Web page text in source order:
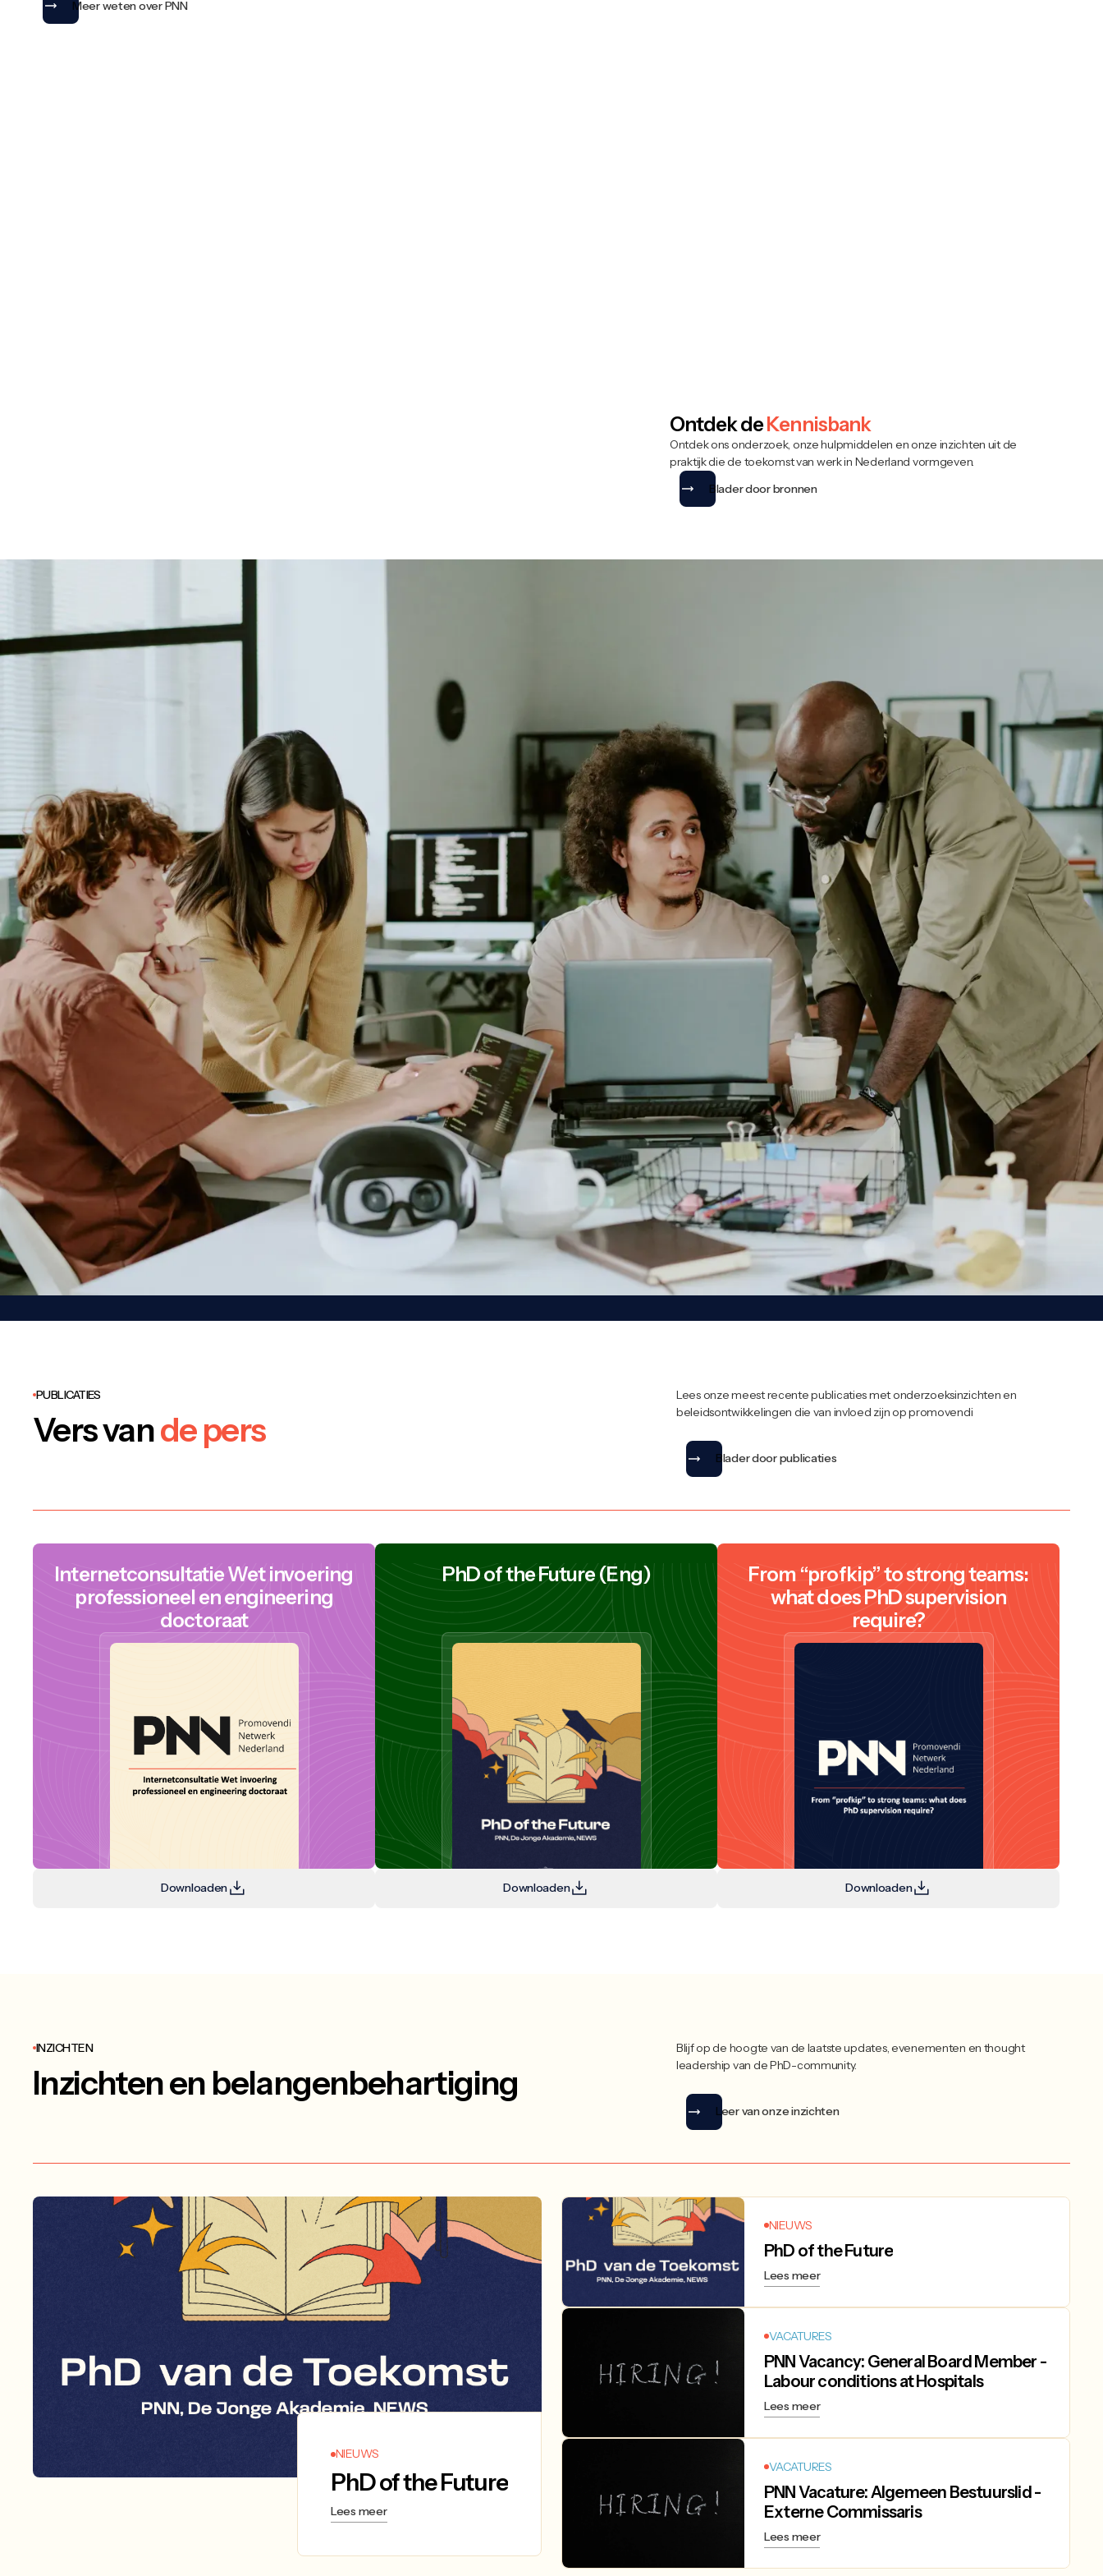
Meer weten over PNN
Ontdek deKennisbank
Ontdek ons ​​onderzoek, onze hulpmiddelen en onze inzichten uit de
praktijk die de toekomst van werk in Nederland vormgeven.
Blader door bronnen
voor promovendi in Nederland.
Onze missie
Wij zijn de landelijke stem van promovendi in Nederland.
Wij zijn geworteld in de gemeenschap en worden
gedreven door de mensen die wij vertegenwoordigen.
Hoe wij pleiten
We uiten niet alleen zorgen, maar leveren ook concreet
bewijs, ervaringen uit de praktijk en strategische
inzichten om het nationale PhD-beleid vorm te geven.
Waar wij voor vechten
Wij dagen verouderde systemen uit en pleiten voor
eerlijke contracten, ondersteuning van de geestelijke
gezondheid en betere begeleiding voor elke
promovendus.
Verbindingen opbouwen
PNN verbindt universiteiten, instellingen en
beleidsmakers om een ​​rechtvaardiger, transparanter en
toekomstbestendig academisch systeem te creëren.
PUBLICATIES
Vers vande pers
Lees onze meest recente publicaties met onderzoeksinzichten en
beleidsontwikkelingen die van invloed zijn op promovendi
Blader door publicaties
Internetconsultatie Wet invoering
professioneel en engineering
doctoraat
Downloaden
PhD of the Future (Eng)
Downloaden
From “profkip” to strong teams:
what does PhD supervision
require?
Downloaden
INZICHTEN
Inzichten en belangenbehartiging
Blijf op de hoogte van de laatste updates, evenementen en thought
leadership van de PhD-community.
Leer van onze inzichten
NIEUWS
PhD of the Future
Lees meer
NIEUWS
PhD of the Future
Lees meer
VACATURES
PNN Vacancy: General Board Member -
Labour conditions at Hospitals
Lees meer
VACATURES
PNN Vacature: Algemeen Bestuurslid -
Externe Commissaris
Lees meer